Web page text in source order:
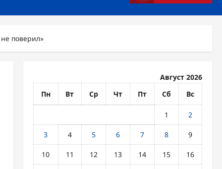
поверил»
Август 2026
Пн
Вт Ср Чт Пт Сб Вс
1 2
3 4 5 6 7 8 9
10 11 12 13 14 15 16